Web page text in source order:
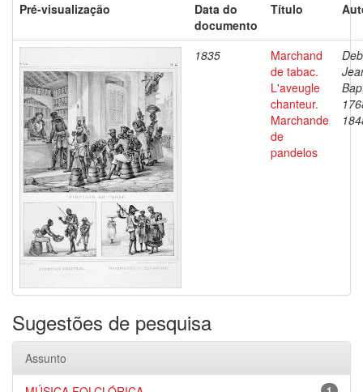
Pré-visualização
Data do
documento
Título
1835
Marchand
de tabac.
L'aveugle
chanteur.
Marchande
de
pandelos
Sugestões de pesquisa
Assunto